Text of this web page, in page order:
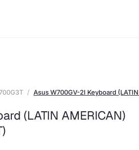
Asus W700GV-2I Keyboard
(LATIN AMERICAN)